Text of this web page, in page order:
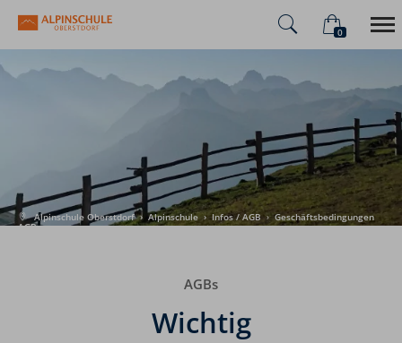
0
Warenkorb ist leer
Alpinschule Oberstdorf ›Alpinschule ›Infos / AGB ›Geschäftsbedingungen
AGBs
AGBs
Wichtig